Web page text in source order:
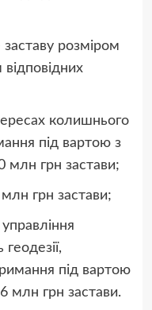
розміром
колишнього
під вартою з
млн грн застави;
грн застави;
під вартою
млн грн застави.